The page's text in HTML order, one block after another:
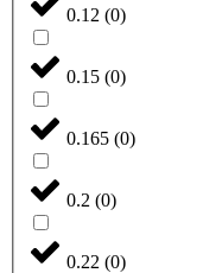
0.12 (0)
0.15 (0)
0.165 (0)
0.2 (0)
0.22 (0)